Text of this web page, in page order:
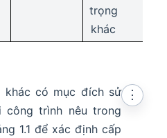
trọng
khác
khác có mục đích sử
công trình nêu trong
1.1 để xác định cấp
⋮